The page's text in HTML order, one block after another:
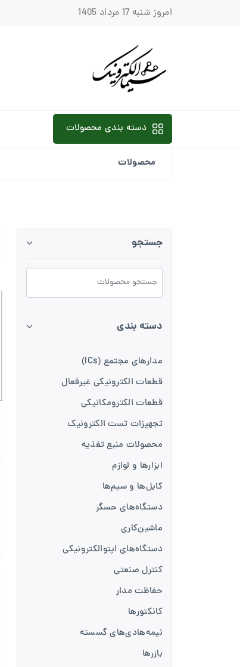
امروز شنبه 17 مرداد 1405
دسته بندی محصولات
محصولات
جستجو
دسته بندی
مدارهای مجتمع (ICs)
قطعات الکترونیکی غیرفعال
قطعات الکترومکانیکی
تجهیزات تست الکترونیک
محصولات منبع تغذیه
ابزارها و لوازم
کابل‌ها و سیم‌ها
دستگاه‌های حسگر
ماشین‌کاری
دستگاه‌های اپتوالکترونیکی
کنترل صنعتی
حفاظت مدار
کانکتورها
نیمه‌هادی‌های گسسته
بازرها